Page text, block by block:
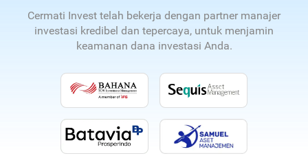
Cermati Invest telah bekerja dengan partner manajer
investasi kredibel dan tepercaya, untuk menjamin
keamanan dana investasi Anda.